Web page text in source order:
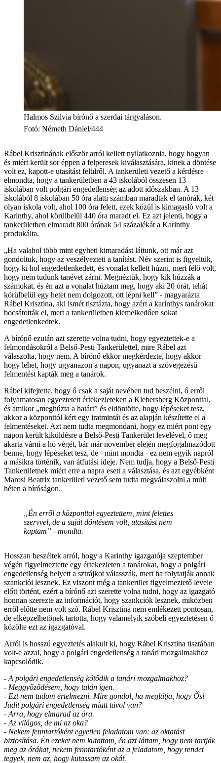
Halmos Szilvia bírónő a szerdai tárgyaláson.
Fotó: Németh Dániel/444
Rábel Krisztinának először arról kellett nyilatkoznia, hogy hogyan
és miért került sor éppen a felperesek kiválasztására, kinek a döntése
volt ez, kapott-e utasítást felülről. A tankerületi vezető a kérdésre
elmondta, hogy a tankerületben a 43 iskolából összesen 13
iskolában volt polgári engedetlenség az adott időszakban. A 13
iskolából 8 iskolában 50 óra alatti számban maradtak el tanórák, két
olyan iskola volt, ahol 100 óra felett, ezek közül is kimagasló volt a
Karinthy, ahol körülbelül 440 óra maradt el. Ez azt jelenti, hogy a
tankerületben elmaradt 800 órának 54 százalékát a Karinthy
produkálta.
„Ha valahol több mint egyheti kimaradást láttunk, ott már azt
gondoltuk, hogy az veszélyezteti a tanítást. Név szerint is figyeltük,
hogy ki hol engedetlenkedett, és vonalat kellett húzni, mert félő volt,
hogy nem tudunk tanévet zárni. Megnéztük, hogy kik húzzák a
számokat, és én azt a vonalat húztam meg, hogy aki 20 órát, tehát
körülbelül egy hetet nem dolgozott, ott lépni kell” - magyarázta
Rábel Krisztina, aki ismét tisztázta, hogy azért a karinthys tanárokat
bocsátották el, mert a tankerületben kiemelkedően sokat
engedetlenkedtek.
A bírónő ezután azt szerette volna tudni, hogy egyeztettek-e a
felmondásokról a Belső-Pesti Tankerülettel, mire Rábel azt
válaszolta, hogy nem. A bírónő ekkor megkérdezte, hogy akkor
hogy lehet, hogy ugyanazon a napon, ugyanazt a szövegezésű
felmentést kapták meg a tanárok.
Rábel kifejtette, hogy ő csak a saját nevében tud beszélni, ő erről
folyamatosan egyeztetett értekezleteken a Klebersberg Központtal,
és amikor „meghúzta a határt” és eldöntötte, hogy lépéseket tesz,
akkor a központtól kért egy iratmintát és az alapján készítette el a
felmentéseket. Azt nem tudta megmondani, hogy ez miért pont egy
napon került kiküldésre a Belső-Pesti Tankerület levelével, ő meg
akarta várni a hó végét, bár már november elején megfogalmazódott
benne, hogy lépéseket tesz, de - mint mondta - ez nem egyik napról
a másikra történik, van átfutási ideje. Nem tudja, hogy a Belső-Pesti
Tankerületnek miért erre a napra esett a választása, és azt egyébként
Marosi Beatrix tankerületi vezető sem tudta megválaszolni a múlt
héten a bíróságon.
„Én erről a központtal egyeztettem, mint felettes
szervvel, de a saját döntésem volt, utasítást nem
kaptam” - mondta.
Hosszan beszéltek arról, hogy a Karinthy igazgatója szeptember
végén figyelmeztette egy értekezleten a tanárokat, hogy a polgári
engedetlenség helyett a sztrájkot válasszák, mert ha folytatják annak
szankciói lesznek. Ez viszont még a tankerület figyelmeztető levele
előtt történt, ezért a bírónő azt szerette volna tudni, hogy az igazgató
honnan szerezte az információt, hogy szankciók lesznek, miközben
erről előtte nem volt szó. Rábel Krisztina nem emlékezett pontosan,
de elképzelhetőnek tartotta, hogy valamelyik szóbeli egyeztetésen ő
közölte ezt az igazgatóval.
Arról is hosszú egyeztetés alakult ki, hogy Rábel Krisztina tisztában
volt-e azzal, hogy a polgári engedetlenség a tanári mozgalmakhoz
kapcsolódik.
- A polgári engedetlenség kötődik a tanári mozgalmakhoz?
- Meggyőződésem, hogy talán igen.
- Ezt nem tudom értelmezni. Mire gondol, ha meglátja, hogy Ősi
Judit polgári engedetlenség miatt távol van?
- Arra, hogy elmarad az óra.
- Az világos, de mi az oka?
- Nekem fenntartóként egyetlen feladatom van: az oktatást
biztosítása. Én ezeket nem kutattam, én azt láttam, hogy nem tartják
meg az órákat, nekem fenntartóként az a feladatom, hogy rendet
tegyek, nem az, hogy kutassam az okát.